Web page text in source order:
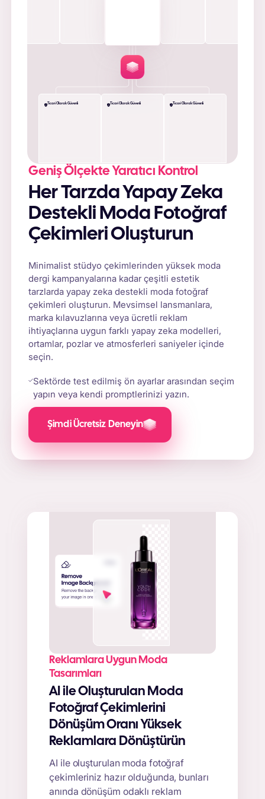
Geniş Ölçekte Yaratıcı Kontrol
Her Tarzda Yapay Zeka
Destekli Moda Fotoğraf
Çekimleri Oluşturun
Minimalist stüdyo çekimlerinden yüksek moda
dergi kampanyalarına kadar çeşitli estetik
tarzlarda yapay zeka destekli moda fotoğraf
çekimleri oluşturun. Mevsimsel lansmanlara,
marka kılavuzlarına veya ücretli reklam
ihtiyaçlarına uygun farklı yapay zeka modelleri,
ortamlar, pozlar ve atmosferleri saniyeler içinde
seçin.
Sektörde test edilmiş ön ayarlar arasından seçim
yapın veya kendi promptlerinizi yazın.
Şimdi Ücretsiz Deneyin
Ticari Olarak Güvenli Ticari Olarak Güvenli Ticari Olarak Güvenli
Reklamlara Uygun Moda
Tasarımları
AI ile Oluşturulan Moda
Fotoğraf Çekimlerini
Dönüşüm Oranı Yüksek
Reklamlara Dönüştürün
AI ile oluşturulan moda fotoğraf
çekimleriniz hazır olduğunda, bunları
anında dönüşüm odaklı reklam